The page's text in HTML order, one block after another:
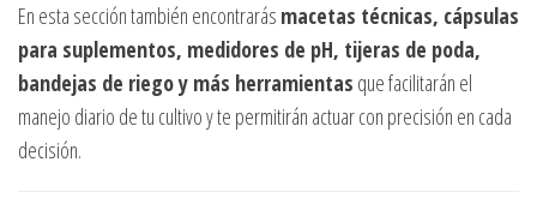
En esta sección también encontrarás macetas técnicas, cápsulas
para suplementos, medidores de pH, tijeras de poda,
bandejas de riego y más herramientas que facilitarán el
manejo diario de tu cultivo y te permitirán actuar con precisión en cada
decisión.